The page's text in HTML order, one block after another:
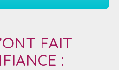
FAIT
: